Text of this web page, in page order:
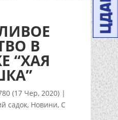
В
“ХАЯ
(17 Чер, 2020) |
садок, Новини, С